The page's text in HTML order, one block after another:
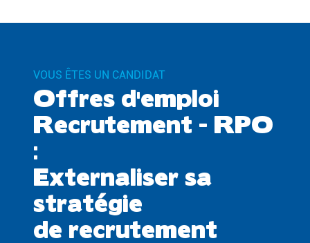
VOUS ÊTES UN CANDIDAT
Offres d'emploi
Recrutement - RPO
:
Externaliser sa
stratégie
de recrutement